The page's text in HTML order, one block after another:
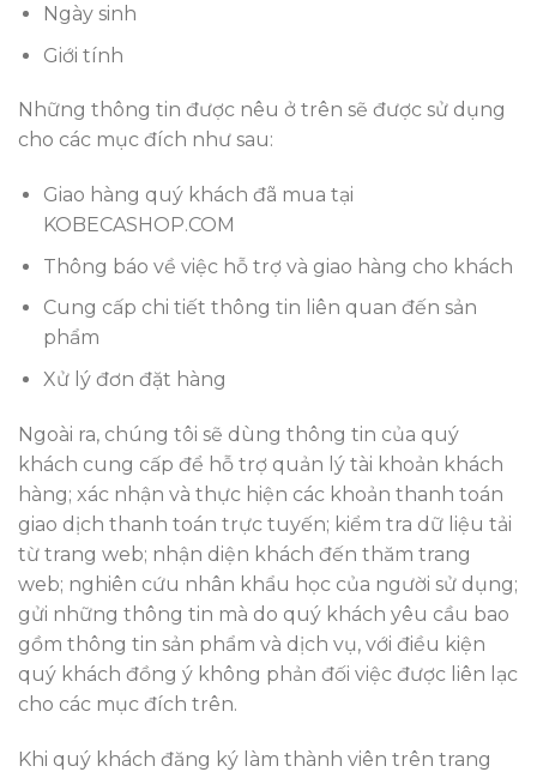
Ngày sinh
Giới tính
Những thông tin được nêu ở trên sẽ được sử dụng
cho các mục đích như sau:
Giao hàng quý khách đã mua tại
KOBECASHOP.COM
Thông báo về việc hỗ trợ và giao hàng cho khách
Cung cấp chi tiết thông tin liên quan đến sản
phẩm
Xử lý đơn đặt hàng
Ngoài ra, chúng tôi sẽ dùng thông tin của quý
khách cung cấp để hỗ trợ quản lý tài khoản khách
hàng; xác nhận và thực hiện các khoản thanh toán
giao dịch thanh toán trực tuyến; kiểm tra dữ liệu tải
từ trang web; nhận diện khách đến thăm trang
web; nghiên cứu nhân khẩu học của người sử dụng;
gửi những thông tin mà do quý khách yêu cầu bao
gồm thông tin sản phẩm và dịch vụ, với điều kiện
quý khách đồng ý không phản đối việc được liên lạc
cho các mục đích trên.
Khi quý khách đăng ký làm thành viên trên trang